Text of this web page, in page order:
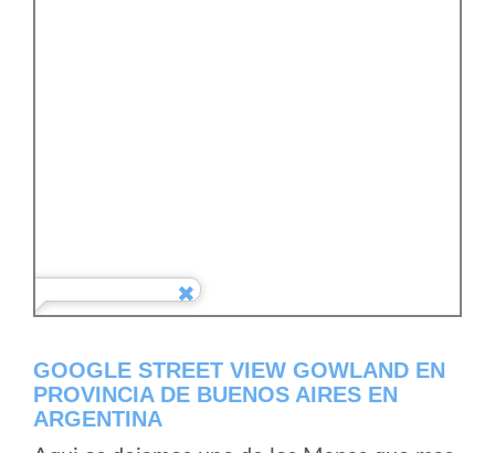
GOOGLE STREET VIEW GOWLAND EN
PROVINCIA DE BUENOS AIRES EN
ARGENTINA